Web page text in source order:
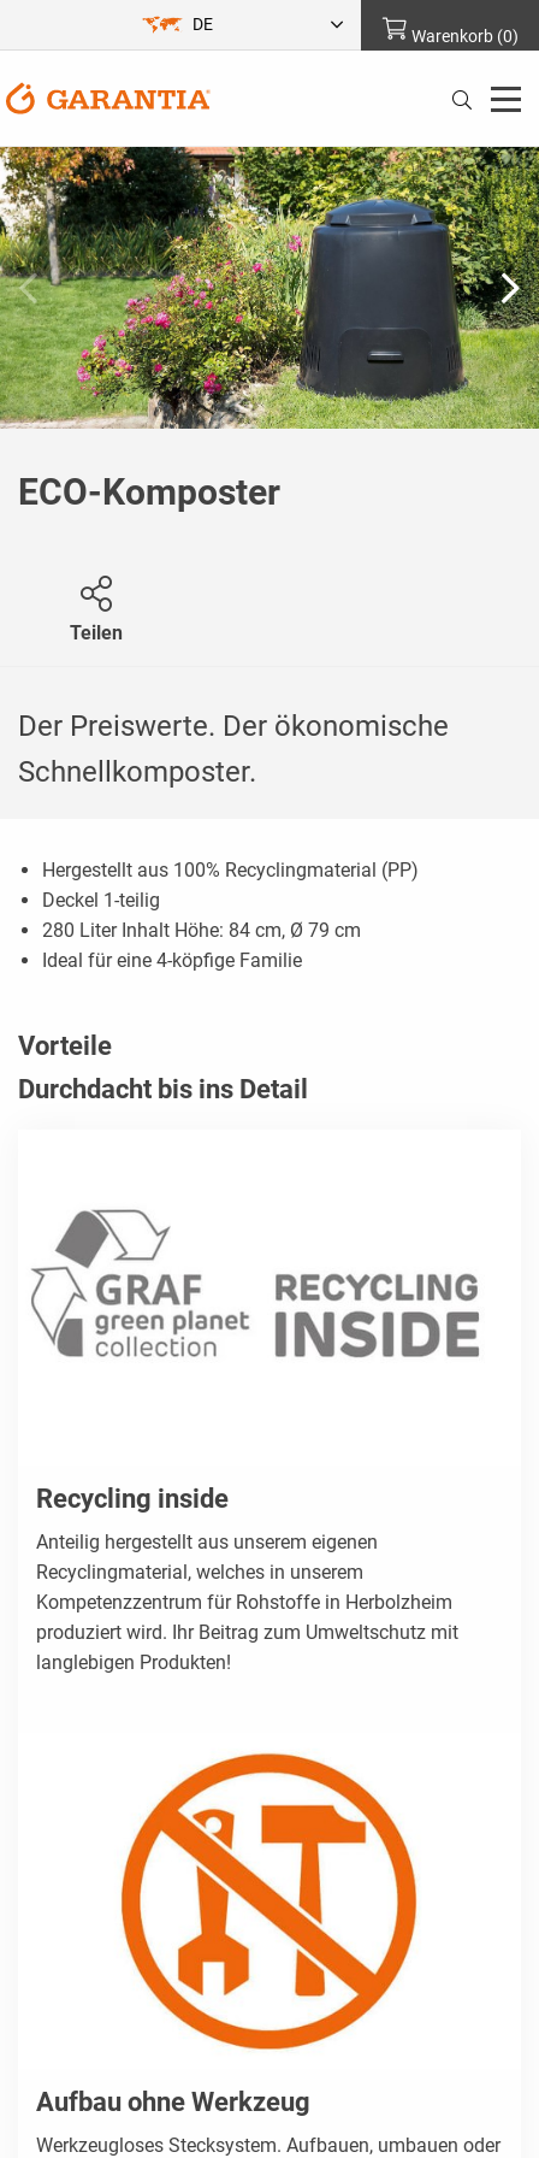
Warenkorb (0)
DE
ECO-Komposter
Teilen
Der Preiswerte. Der ökonomische
Schnellkomposter.
Hergestellt aus 100% Recyclingmaterial (PP)
Deckel 1-teilig
280 Liter Inhalt Höhe: 84 cm, Ø 79 cm
Ideal für eine 4-köpfige Familie
Vorteile
Durchdacht bis ins Detail
Recycling inside
Anteilig hergestellt aus unserem eigenen
Recyclingmaterial, welches in unserem
Kompetenzzentrum für Rohstoffe in Herbolzheim
produziert wird. Ihr Beitrag zum Umweltschutz mit
langlebigen Produkten!
Aufbau ohne Werkzeug
Werkzeugloses Stecksystem. Aufbauen, umbauen oder